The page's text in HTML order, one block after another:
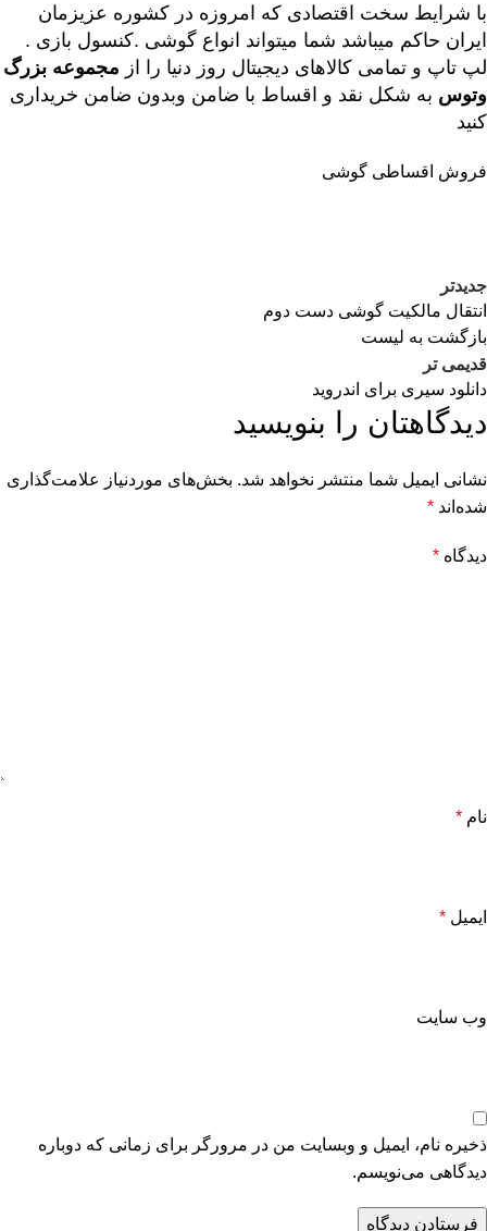
با شرایط سخت اقتصادی که امروزه در کشوره عزیزمان
ایران حاکم میباشد شما میتواند انواع گوشی .کنسول بازی .
لپ تاپ و تمامی کالاهای دیجیتال روز دنیا را از مجموعه بزرگ
وتوس به شکل نقد و اقساط با ضامن وبدون ضامن خریداری
کنید
فروش اقساطی گوشی
جدیدتر
انتقال مالکیت گوشی دست دوم
بازگشت به لیست
قدیمی تر
دانلود سیری برای اندروید
دیدگاهتان را بنویسید
نشانی ایمیل شما منتشر نخواهد شد. بخش‌های موردنیاز علامت‌گذاری
شده‌اند *
دیدگاه *
نام *
ایمیل *
وب‌ سایت
ذخیره نام، ایمیل و وبسایت من در مرورگر برای زمانی که دوباره
دیدگاهی می‌نویسم.